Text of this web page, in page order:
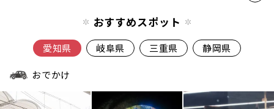
おすすめスポット
愛知県 岐阜県 三重県 静岡県
おでかけ